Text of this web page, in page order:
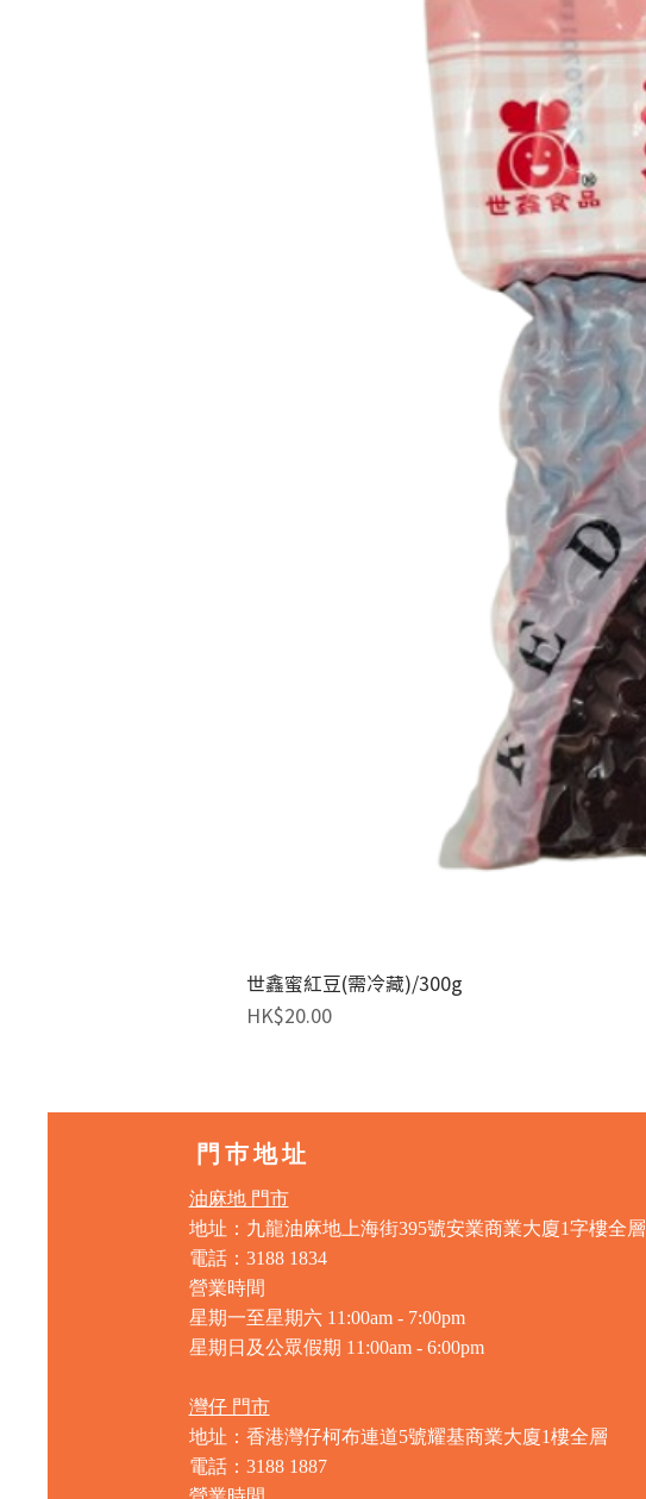
世鑫蜜紅豆(需冷藏)/300g
價格
HK$20.00
門巿地址
油麻地 門市
地址：九龍油麻地上海街395號安業商業大廈1字樓全層
電話：3188 1834
營業時間
星期一至星期六 11:00am - 7:00pm
星期日及公眾假期 11:00am - 6:00pm
灣仔 門市
地址：香港灣仔柯布連道5號耀基商業大廈1樓全層
電話：3188 1887